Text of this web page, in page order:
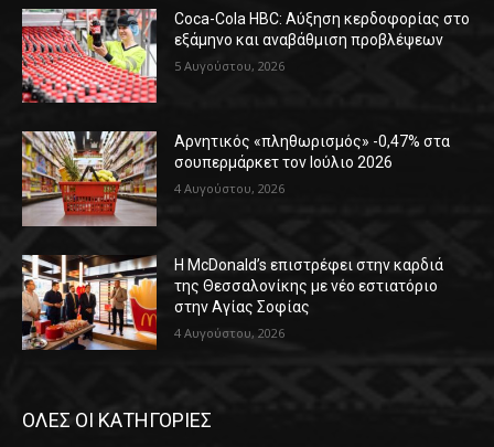
Coca-Cola HBC: Αύξηση κερδοφορίας στο
εξάμηνο και αναβάθμιση προβλέψεων
5 Αυγούστου, 2026
Αρνητικός «πληθωρισμός» -0,47% στα
σουπερμάρκετ τον Ιούλιο 2026
4 Αυγούστου, 2026
Η McDonald’s επιστρέφει στην καρδιά
της Θεσσαλονίκης με νέο εστιατόριο
στην Αγίας Σοφίας
4 Αυγούστου, 2026
ΟΛΕΣ ΟΙ ΚΑΤΗΓΟΡΙΕΣ